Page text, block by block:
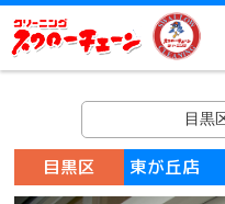
目黒
目黒区 東が丘店